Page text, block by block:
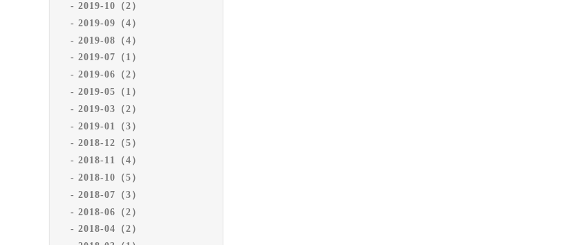
2019-10（2）
2019-09（4）
2019-08（4）
2019-07（1）
2019-06（2）
2019-05（1）
2019-03（2）
2019-01（3）
2018-12（5）
2018-11（4）
2018-10（5）
2018-07（3）
2018-06（2）
2018-04（2）